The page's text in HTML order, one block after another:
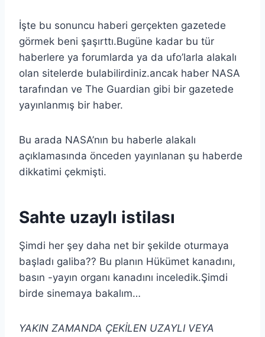
İşte bu sonuncu haberi gerçekten gazetede
görmek beni şaşırttı.Bugüne kadar bu tür
haberlere ya forumlarda ya da ufo’larla alakalı
olan sitelerde bulabilirdiniz.ancak haber NASA
tarafından ve The Guardian gibi bir gazetede
yayınlanmış bir haber.
Bu arada NASA’nın bu haberle alakalı
açıklamasında önceden yayınlanan şu haberde
dikkatimi çekmişti.
Sahte uzaylı istilası
Şimdi her şey daha net bir şekilde oturmaya
başladı galiba?? Bu planın Hükümet kanadını,
basın -yayın organı kanadını inceledik.Şimdi
birde sinemaya bakalım…
YAKIN ZAMANDA ÇEKİLEN UZAYLI VEYA